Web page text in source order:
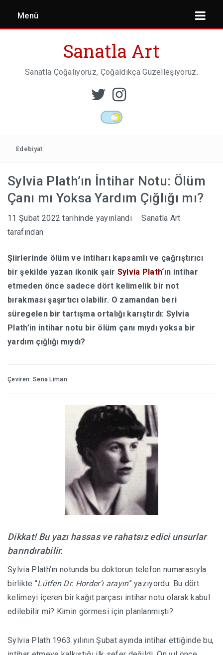
Menü
MIMARI
Sanatla Art
Sanatla Çoğalıyoruz, Çoğaldıkça Güzelleşiyoruz.
Edebiyat
Sylvia Plath’ın İntihar Notu: Ölüm
Çanı mı Yoksa Yardım Çığlığı mı?
11 Şubat 2022 tarihinde yayınlandı
Sanatla Art
tarafından
Şiirlerinde ölüm ve intiharı kapsamlı ve çağrıştırıcı
bir şekilde yazan ikonik şair Sylvia Plath‘ın intihar
etmeden önce sadece dört kelimelik bir not
bırakması şaşırtıcı olabilir. O zamandan beri
süregelen bir tartışma ortalığı karıştırdı: Sylvia
Plath’in intihar notu bir ölüm çanı mıydı yoksa bir
yardım çığlığı mıydı?
Çeviren: Sena Liman
Dikkat! Bu yazı hassas ve rahatsız edici unsurlar
barındırabilir.
Sylvia Plath’ın notunda bu doktorun telefon numarasıyla
birlikte “Lütfen Dr. Horder’ı arayın” yazıyordu. Bu dört
kelimeyi içeren bir kağıt parçası intihar notu olarak kabul
edilebilir mi? Kimin görmesi için planlanmıştı?
Sylvia Plath 1963 yılının Şubat ayında intihar ettiğinde bu,